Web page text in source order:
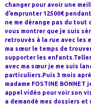
changer pour avoir une
d’emprunter 12500€
ne me dérange pas du tout
vous montrer que je suis
retrouvés à la rue avec les
ma sœur le temps de
supporter les
avec ma sœur je me suis
particuliers.Puis 3 mois
madame FOSTINE
appel vidéo pour voir son
a demandé mes dossiers